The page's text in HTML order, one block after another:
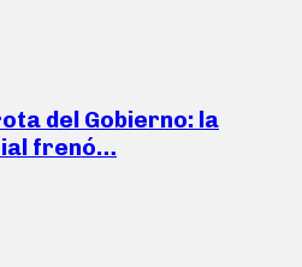
del Gobierno: la
frenó…